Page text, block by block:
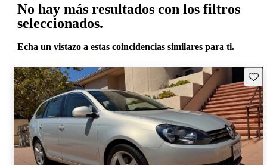
No hay más resultados con los filtros
seleccionados.
Echa un vistazo a estas coincidencias similares para ti.